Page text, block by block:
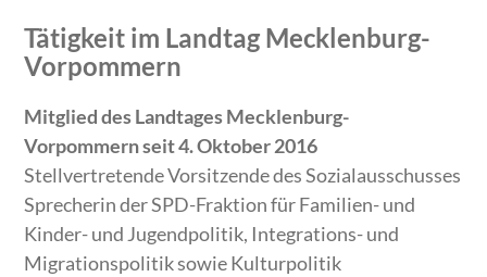
Tätigkeit im Landtag Mecklenburg-
Vorpommern
Mitglied des Landtages Mecklenburg-
Vorpommern seit 4. Oktober 2016
Stellvertretende Vorsitzende des Sozialausschusses
Sprecherin der SPD-Fraktion für Familien- und
Kinder- und Jugendpolitik, Integrations- und
Migrationspolitik sowie Kulturpolitik